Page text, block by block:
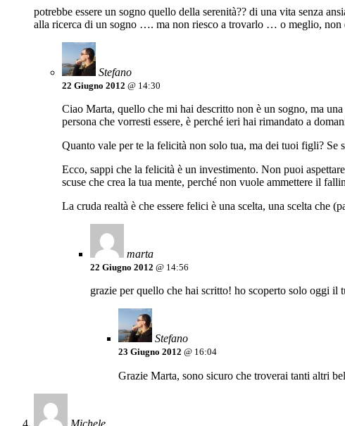
potrebbe essere un sogno quello della serenità?? di una vita senza
alla ricerca di un sogno …. ma non riesco a trovarlo … o meglio,
Stefano
22 Giugno 2012 @ 14:30
Ciao Marta, quello che mi hai descritto non è un sogno, ma
persona che vorresti essere, è perché ieri hai rimandato a
Quanto vale per te la felicità non solo tua, ma dei tuoi figli? Se
Ecco, sappi che la felicità è un investimento. Non puoi
scuse che crea la tua mente, perché non vuole ammettere il
La cruda realtà è che essere felici è una scelta, una scelta che
marta
22 Giugno 2012 @ 14:56
grazie per quello che hai scritto! ho scoperto solo oggi
Stefano
23 Giugno 2012 @ 16:04
Grazie Marta, sono sicuro che troverai tanti altri